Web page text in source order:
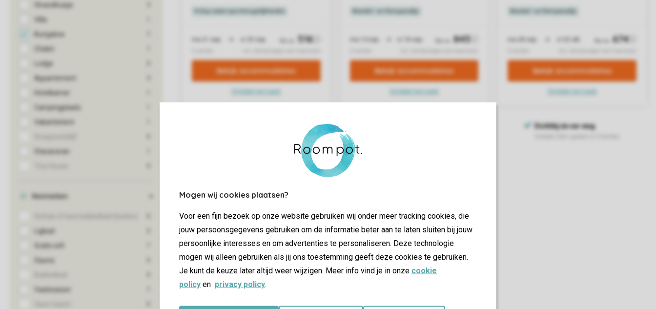
Mogen wij cookies plaatsen?
Voor een fijn bezoek op onze website gebruiken wij onder meer tracking cookies, die
jouw persoonsgegevens gebruiken om de informatie beter aan te laten sluiten bij jouw
persoonlijke interesses en om advertenties te personaliseren. Deze technologie
mogen wij alleen gebruiken als jij ons toestemming geeft deze cookies te gebruiken.
Je kunt de keuze later altijd weer wijzigen. Meer info vind je in onze cookie
policy en privacy policy.